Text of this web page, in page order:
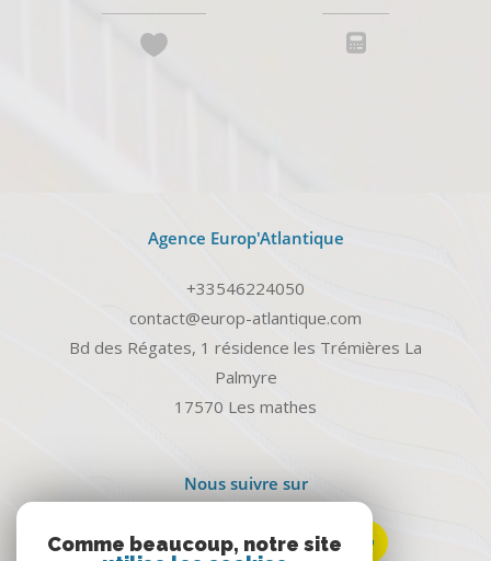
Agence Europ'Atlantique
+33546224050
contact@europ-atlantique.com
Bd des Régates, 1 résidence les Trémières La
Palmyre
17570
les mathes
Nous suivre sur
Comme beaucoup, notre site